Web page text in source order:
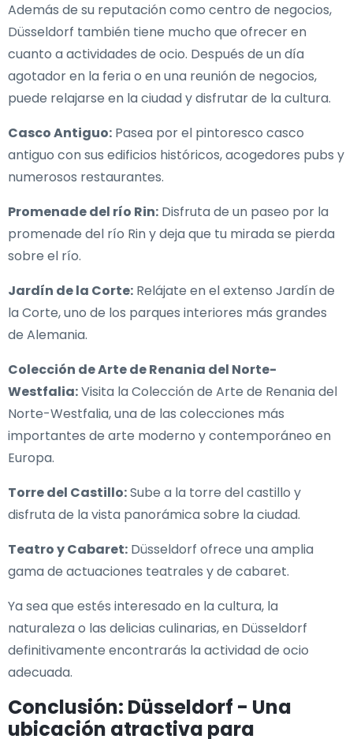
Además de su reputación como centro de negocios,
Düsseldorf también tiene mucho que ofrecer en
cuanto a actividades de ocio. Después de un día
agotador en la feria o en una reunión de negocios,
puede relajarse en la ciudad y disfrutar de la cultura.
Casco Antiguo: Pasea por el pintoresco casco
antiguo con sus edificios históricos, acogedores pubs y
numerosos restaurantes.
Promenade del río Rin: Disfruta de un paseo por la
promenade del río Rin y deja que tu mirada se pierda
sobre el río.
Jardín de la Corte: Relájate en el extenso Jardín de
la Corte, uno de los parques interiores más grandes
de Alemania.
Colección de Arte de Renania del Norte-
Westfalia:Visita la Colección de Arte de Renania del
Norte-Westfalia, una de las colecciones más
importantes de arte moderno y contemporáneo en
Europa.
Torre del Castillo:Sube a la torre del castillo y
disfruta de la vista panorámica sobre la ciudad.
Teatro y Cabaret: Düsseldorf ofrece una amplia
gama de actuaciones teatrales y de cabaret.
Ya sea que estés interesado en la cultura, la
naturaleza o las delicias culinarias, en Düsseldorf
definitivamente encontrarás la actividad de ocio
adecuada.
Conclusión: Düsseldorf - Una
ubicación atractiva para